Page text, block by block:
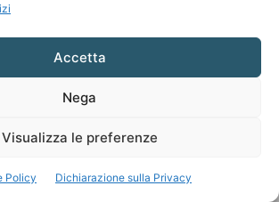
Accetta
Nega
Visualizza le preferenze
Policy Dichiarazione sulla Privacy